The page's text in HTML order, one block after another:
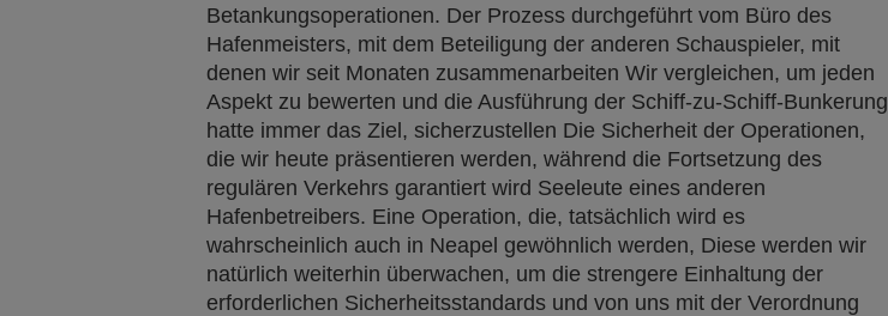
Betankungsoperationen. Der Prozess durchgeführt vom Büro des
Hafenmeisters, mit dem Beteiligung der anderen Schauspieler, mit
denen wir seit Monaten zusammenarbeiten Wir vergleichen, um jeden
Aspekt zu bewerten und die Ausführung der Schiff-zu-Schiff-Bunkerung
hatte immer das Ziel, sicherzustellen Die Sicherheit der Operationen,
die wir heute präsentieren werden, während die Fortsetzung des
regulären Verkehrs garantiert wird Seeleute eines anderen
Hafenbetreibers. Eine Operation, die, tatsächlich wird es
wahrscheinlich auch in Neapel gewöhnlich werden, Diese werden wir
natürlich weiterhin überwachen, um die strengere Einhaltung der
erforderlichen Sicherheitsstandards und von uns mit der Verordnung